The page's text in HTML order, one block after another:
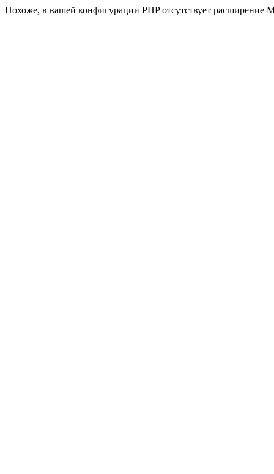
Похоже, в вашей конфигурации PHP отсутствует расширение